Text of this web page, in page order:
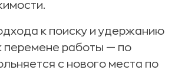
к поиску и удержанию
перемене работы — по
с нового места по